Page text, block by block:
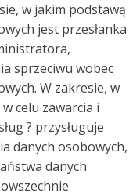
w jakim podstawą
jest przesłanka
sprzeciwu wobec
W zakresie, w
celu zawarcia i
? przysługuje
danych osobowych,
danych